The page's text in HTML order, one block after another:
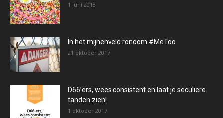
1 juni 2018
In het mijnenveld rondom #MeToo
21 oktober 2017
D66’ers, wees consistent en laat je seculiere
tanden zien!
1 oktober 2017